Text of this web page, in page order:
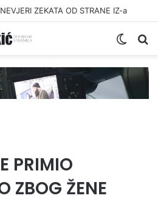
ZEKATA OD STRANE IZ-a
Switch
PRIMIO
ZBOG ŽENE